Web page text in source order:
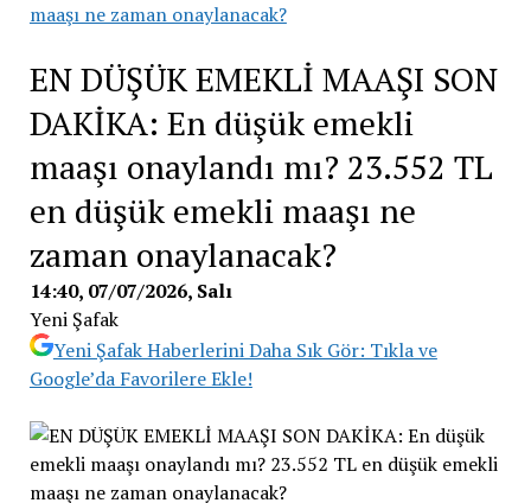
maaşı ne zaman onaylanacak?
EN DÜŞÜK EMEKLİ MAAŞI SON
DAKİKA: En düşük emekli
maaşı onaylandı mı? 23.552 TL
en düşük emekli maaşı ne
zaman onaylanacak?
14:40, 07/07/2026, Salı
Yeni Şafak
Yeni Şafak Haberlerini Daha Sık Gör: Tıkla ve
Google’da Favorilere Ekle!